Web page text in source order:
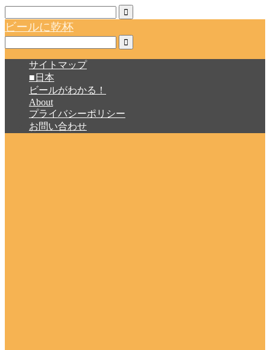
ビールに乾杯
サイトマップ
■日本
ビールがわかる！
About
プライバシーポリシー
お問い合わせ